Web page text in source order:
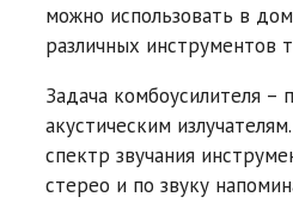
можно использовать в
различных
Задача комбоусилителя –
акустическим
спектр звучания
стерео и по звуку